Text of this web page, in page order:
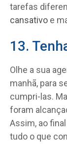
tarefas
cansativo e
13.
Olhe a sua
manhã, para
cumpri-las.
foram
Assim, ao
tudo o que